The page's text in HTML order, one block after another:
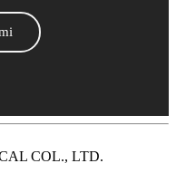
COL., LTD.